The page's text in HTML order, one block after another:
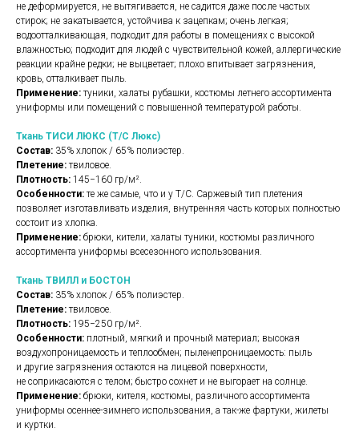
не деформируется, не вытягивается, не садится даже после частых
стирок; не закатывается, устойчива к зацепкам; очень легкая;
водоотталкивающая, подходит для работы в помещениях с высокой
влажностью; подходит для людей с чувствительной кожей, аллергические
реакции крайне редки; не выцветает; плохо впитывает загрязнения,
кровь, отталкивает пыль.
Применение: туники, халаты рубашки, костюмы летнего ассортимента
униформы или помещений с повышенной температурой работы.
Ткань ТИСИ ЛЮКС (Т/С Люкс)
Состав: 35% хлопок / 65% полиэстер.
Плетение: твиловое.
Плотность: 145−160 гр/м².
Особенности: те же самые, что и у Т/С. Саржевый тип плетения
позволяет изготавливать изделия, внутренняя часть которых полностью
состоит из хлопка.
Применение: брюки, кители, халаты туники, костюмы различного
ассортимента униформы всесезонного использования.
Ткань ТВИЛЛ и БОСТОН
Состав: 35% хлопок / 65% полиэстер.
Плетение: твиловое.
Плотность: 195−250 гр/м².
Особенности: плотный, мягкий и прочный материал; высокая
воздухопроницаемость и теплообмен; пыленепроницаемость: пыль
и другие загрязнения остаются на лицевой поверхности,
не соприкасаются с телом; быстро сохнет и не выгорает на солнце.
Применение: брюки, кителя, костюмы, различного ассортимента
униформы осеннее-зимнего использования, а так-же фартуки, жилеты
и куртки.